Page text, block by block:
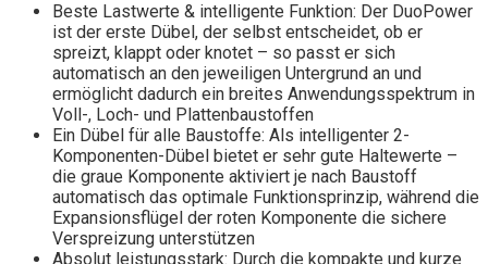
Beste Lastwerte & intelligente Funktion: Der DuoPower
ist der erste Dübel, der selbst entscheidet, ob er
spreizt, klappt oder knotet – so passt er sich
automatisch an den jeweiligen Untergrund an und
ermöglicht dadurch ein breites Anwendungsspektrum in
Voll-, Loch- und Plattenbaustoffen
Ein Dübel für alle Baustoffe: Als intelligenter 2-
Komponenten-Dübel bietet er sehr gute Haltewerte –
die graue Komponente aktiviert je nach Baustoff
automatisch das optimale Funktionsprinzip, während die
Expansionsflügel der roten Komponente die sichere
Verspreizung unterstützen
Absolut leistungsstark: Durch die kompakte und kurze